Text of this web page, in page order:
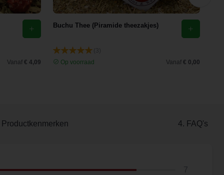
Vanaf € 4,09
Buchu Thee (Piramide theezakjes)
Op voorraad
Vanaf € 0,00
Productkenmerken 4. FAQ's